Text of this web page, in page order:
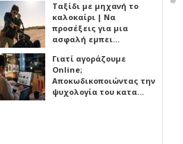
Ταξίδι με μηχανή το
καλοκαίρι | Να
προσέξεις για μια
ασφαλή εμπει…
Γιατί αγοράζουμε
Online;
Αποκωδικοποιώντας την
ψυχολογία του κατα…